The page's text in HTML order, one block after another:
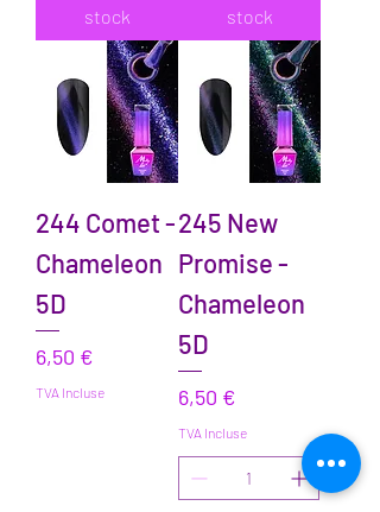
stock
stock
244 Comet -
Chameleon
5D
Prix
6,50 €
TVA Incluse
245 New
Promise -
Chameleon
5D
Prix
6,50 €
TVA Incluse